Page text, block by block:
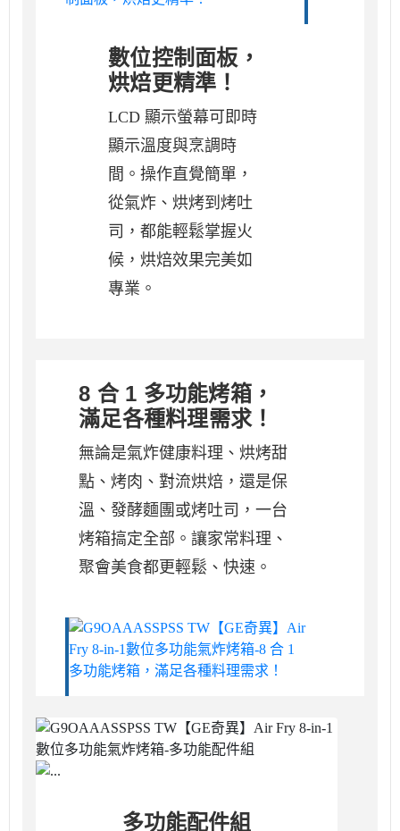
數位控制面板，
烘焙更精準！
LCD 顯示螢幕可即時
顯示溫度與烹調時
間。操作直覺簡單，
從氣炸、烘烤到烤吐
司，都能輕鬆掌握火
候，烘焙效果完美如
專業。
8 合 1 多功能烤箱，
滿足各種料理需求！
無論是氣炸健康料理、烘烤甜
點、烤肉、對流烘焙，還是保
溫、發酵麵團或烤吐司，一台
烤箱搞定全部。讓家常料理、
聚會美食都更輕鬆、快速。
多功能配件組